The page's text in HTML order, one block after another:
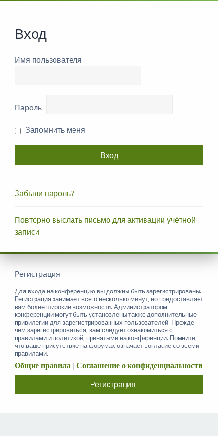
Вход
Имя пользователя
Пароль
Запомнить меня
Забыли пароль?
Повторно выслать письмо для активации учётной
записи
Регистрация
Для входа на конференцию вы должны быть зарегистрированы.
Регистрация занимает всего несколько минут, но предоставляет
вам более широкие возможности. Администратором
конференции могут быть установлены также дополнительные
привилегии для зарегистрированных пользователей. Прежде
чем зарегистрироваться, вам следует ознакомиться с
правилами и политикой, принятыми на конференции. Помните,
что ваше присутствие на форумах означает согласие со всеми
правилами.
Общие правила | Соглашение о конфиденциальности
Регистрация